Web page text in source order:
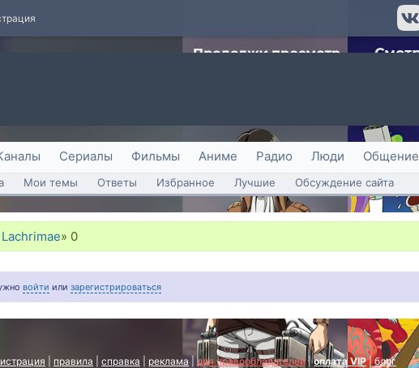
Сериалы Фильмы Аниме Радио Люди Общение
Мои темы Ответы Избранное Лучшие Обсуждение сайта
» 0
войти или зарегистрироваться
правила справка реклама для правообладателей|оплата VIP|блог